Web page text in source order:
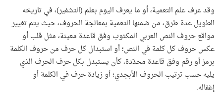
وقد عرف علم التعمية، أو ما يعرف اليوم بعلم (التشفير)، في تاريخه
الطويل عدة طرق، من ضمنها التعمية بمعالجة الحروف، حيث يتم تغيير
مواقع حروف النص العربي المكتوب وفق قاعدة معينة، مثل قلب أو
عكس حروف كل كلمة في النص؛ أو استبدال كل حرف من حروف الكلمة
برمز أو رقم وفق قاعدة محدّدة، كأن يستبدل بكل حرف الحرف الذي
يليه حسب ترتيب الحروف الأبجدي؛ أو زيادة حرف في الكلمة أو
إغفاله.